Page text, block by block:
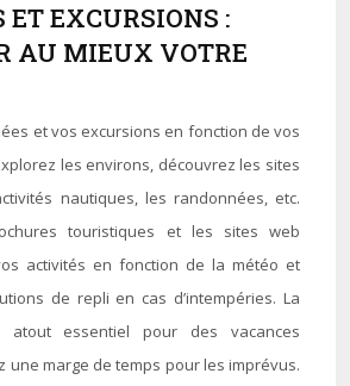
EXCURSIONS :
AU MIEUX VOTRE
et vos excursions en fonction de vos
les environs, découvrez les sites
nautiques, les randonnées, etc.
touristiques et les sites web
activités en fonction de la météo et
de repli en cas d’intempéries. La
essentiel pour des vacances
une marge de temps pour les imprévus.